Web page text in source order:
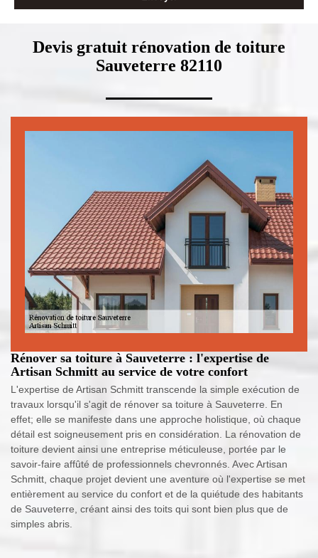
Devis gratuit rénovation de toiture
Sauveterre 82110
Rénover sa toiture à Sauveterre : l'expertise de
Artisan Schmitt au service de votre confort
L'expertise de Artisan Schmitt transcende la simple exécution de
travaux lorsqu'il s'agit de rénover sa toiture à Sauveterre. En
effet; elle se manifeste dans une approche holistique, où chaque
détail est soigneusement pris en considération. La rénovation de
toiture devient ainsi une entreprise méticuleuse, portée par le
savoir-faire affûté de professionnels chevronnés. Avec Artisan
Schmitt, chaque projet devient une aventure où l'expertise se met
entièrement au service du confort et de la quiétude des habitants
de Sauveterre, créant ainsi des toits qui sont bien plus que de
simples abris.